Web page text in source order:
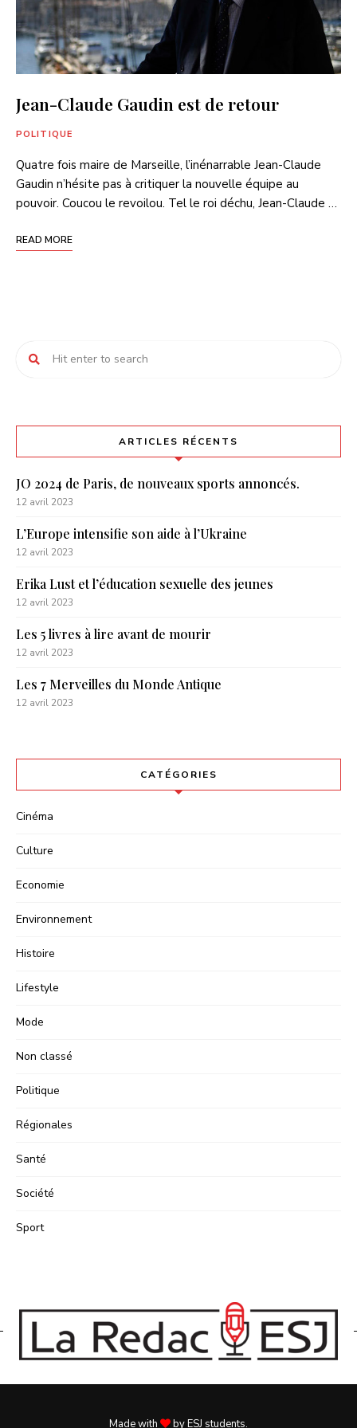
Jean-Claude Gaudin est de retour
POLITIQUE
Quatre fois maire de Marseille, l’inénarrable Jean-Claude
Gaudin n’hésite pas à critiquer la nouvelle équipe au
pouvoir. Coucou le revoilou. Tel le roi déchu, Jean-Claude …
READ MORE
ARTICLES RÉCENTS
JO 2024 de Paris, de nouveaux sports annoncés.
12 avril 2023
L’Europe intensifie son aide à l’Ukraine
12 avril 2023
Erika Lust et l’éducation sexuelle des jeunes
12 avril 2023
Les 5 livres à lire avant de mourir
12 avril 2023
Les 7 Merveilles du Monde Antique
12 avril 2023
CATÉGORIES
Cinéma
Culture
Economie
Environnement
Histoire
Lifestyle
Mode
Non classé
Politique
Régionales
Santé
Société
Sport
Made with by ESJ students.